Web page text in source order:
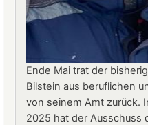
Ende Mai trat der
Bilstein aus beruflichen
von seinem Amt zurück.
2025 hat der Ausschuss